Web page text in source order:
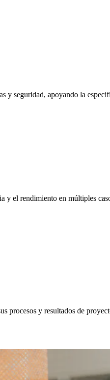
y seguridad, apoyando la
y el rendimiento en múltiples
procesos y resultados de